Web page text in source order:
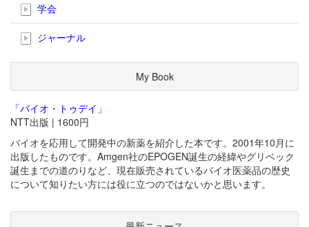
学会
ジャーナル
My Book
「バイオ・トゥデイ」
NTT出版 | 1600円
バイオを応用して開発中の新薬を紹介した本です。2001年10月に
出版したものです。Amgen社のEPOGEN誕生の経緯やグリベック
誕生までの道のりなど、現在販売されているバイオ医薬品の歴史
について知りたい方には役に立つのではないかと思います。